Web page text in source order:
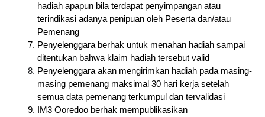
hadiah apapun bila terdapat penyimpangan atau
terindikasi adanya penipuan oleh Peserta dan/atau
Pemenang
Penyelenggara berhak untuk menahan hadiah sampai
ditentukan bahwa klaim hadiah tersebut valid
Penyelenggara akan mengirimkan hadiah pada masing-
masing pemenang maksimal 30 hari kerja setelah
semua data pemenang terkumpul dan tervalidasi
IM3 Ooredoo berhak mempublikasikan